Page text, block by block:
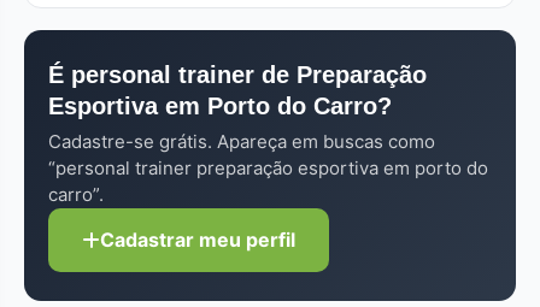
alunos) custam 40% a 60% do valor presencial
modalidades de atendimento disponíveis.
pelo selo "Verificado". Sempre confira o CREF
(Conselho Regional de Educação Física) no perfil
— sem registro ativo, não pode atuar. Pra
preparação esportiva especificamente,
formação/especialização adicional faz diferença
real.
É personal trainer de Preparação
Esportiva em Porto do Carro?
Cadastre-se grátis. Apareça em buscas como
“personal trainer preparação esportiva em porto do
carro”.
Cadastrar meu perfil